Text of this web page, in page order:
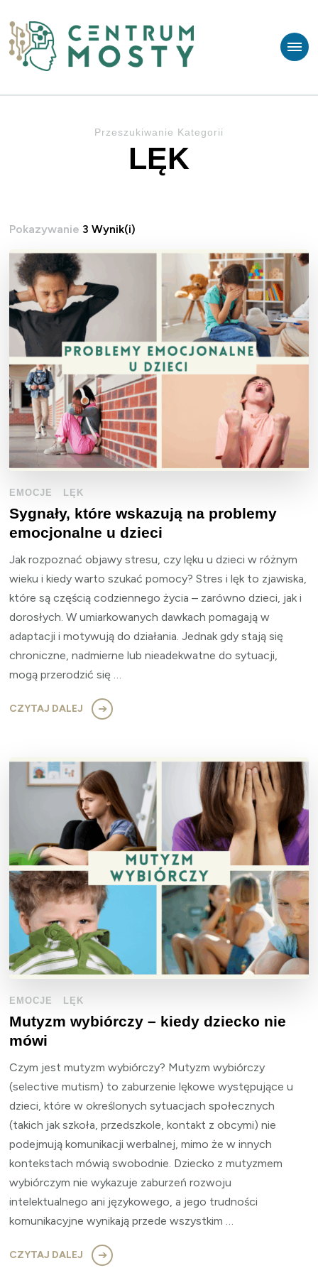
Centrum MOSTY
Przeszukiwanie Kategorii
LĘK
Pokazywanie 3 Wynik(i)
EMOCJE LĘK
Sygnały, które wskazują na problemy
emocjonalne u dzieci
Jak rozpoznać objawy stresu, czy lęku u dzieci w różnym
wieku i kiedy warto szukać pomocy? Stres i lęk to zjawiska,
które są częścią codziennego życia – zarówno dzieci, jak i
dorosłych. W umiarkowanych dawkach pomagają w
adaptacji i motywują do działania. Jednak gdy stają się
chroniczne, nadmierne lub nieadekwatne do sytuacji,
mogą przerodzić się …
CZYTAJ DALEJ
EMOCJE LĘK
Mutyzm wybiórczy – kiedy dziecko nie
mówi
Czym jest mutyzm wybiórczy? Mutyzm wybiórczy
(selective mutism) to zaburzenie lękowe występujące u
dzieci, które w określonych sytuacjach społecznych
(takich jak szkoła, przedszkole, kontakt z obcymi) nie
podejmują komunikacji werbalnej, mimo że w innych
kontekstach mówią swobodnie. Dziecko z mutyzmem
wybiórczym nie wykazuje zaburzeń rozwoju
intelektualnego ani językowego, a jego trudności
komunikacyjne wynikają przede wszystkim …
CZYTAJ DALEJ